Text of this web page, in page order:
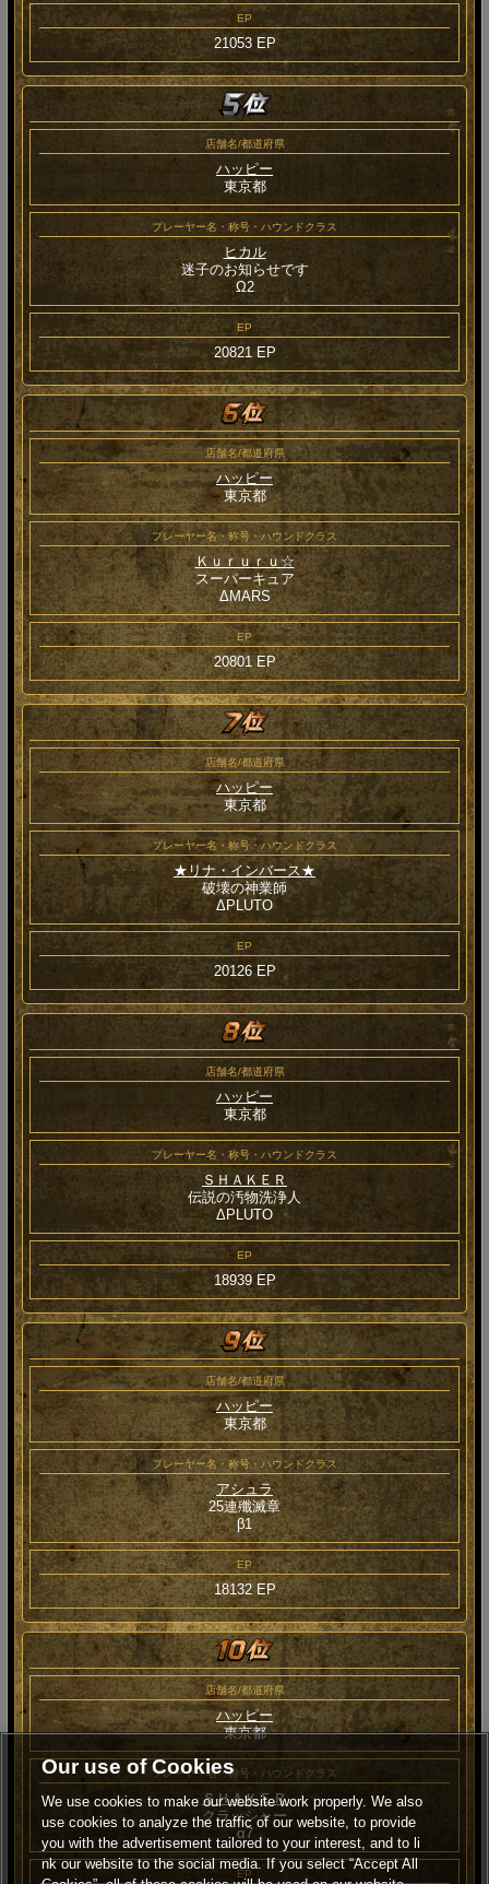
EP
21053 EP
店舗名/都道府県
ハッピー
東京都
プレーヤー名・称号・ハウンドクラス
ヒカル
迷子のお知らせです
Ω2
EP
20821 EP
店舗名/都道府県
ハッピー
東京都
プレーヤー名・称号・ハウンドクラス
Ｋｕｒｕｒｕ☆
スーパーキュア
ΔMARS
EP
20801 EP
店舗名/都道府県
ハッピー
東京都
プレーヤー名・称号・ハウンドクラス
★リナ・インバース★
破壊の神業師
ΔPLUTO
EP
20126 EP
店舗名/都道府県
ハッピー
東京都
プレーヤー名・称号・ハウンドクラス
ＳＨＡＫＥＲ
伝説の汚物洗浄人
ΔPLUTO
EP
18939 EP
店舗名/都道府県
ハッピー
東京都
プレーヤー名・称号・ハウンドクラス
アシュラ
25連殲滅章
β1
EP
18132 EP
店舗名/都道府県
ハッピー
東京都
プレーヤー名・称号・ハウンドクラス
ＳＨＡＫＥＲ
クラッシャー
α7
EP
Our use of Cookies
We use cookies to make our website work properly. We also
use cookies to analyze the traffic of our website, to provide
you with the advertisement tailored to your interest, and to li
nk our website to the social media. If you select “Accept All